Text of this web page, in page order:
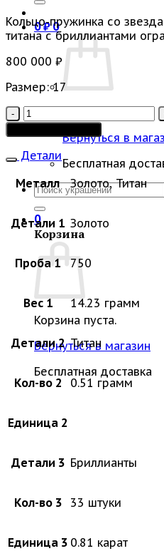
0₽ 0
Вернуться в
Бесплатная
Искать:
0
Корзина
Корзина пуста.
Вернуться в магазин
Бесплатная доставка
Кольцо-пружинка со
титана с бриллиантами
800 000 ₽
Размер: 17
Количество
товара
Busatti
Детали
Металл
Золото, Титан
Детали 1 Золото
Проба 1 750
Вес 1 14.23 грамм
Детали 2 Титан
Кол-во 2 0.51 грамм
Единица 2
Детали 3 Бриллианты
Кол-во 3 33 штуки
Единица 3 0.81 карат